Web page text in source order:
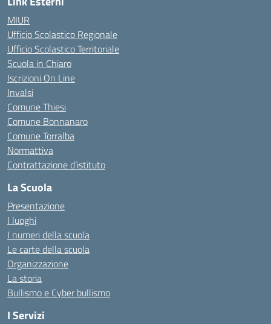
MIUR
Ufficio Scolastico Regionale
Ufficio Scolastico Territoriale
Scuola in Chiaro
Iscrizioni On Line
Invalsi
Comune Thiesi
Comune Bonnanaro
Comune Torralba
Normattiva
Contrattazione d’istituto
La Scuola
Presentazione
I luoghi
I numeri della scuola
Le carte della scuola
Organizzazione
La storia
Bullismo e Cyber bullismo
I Servizi